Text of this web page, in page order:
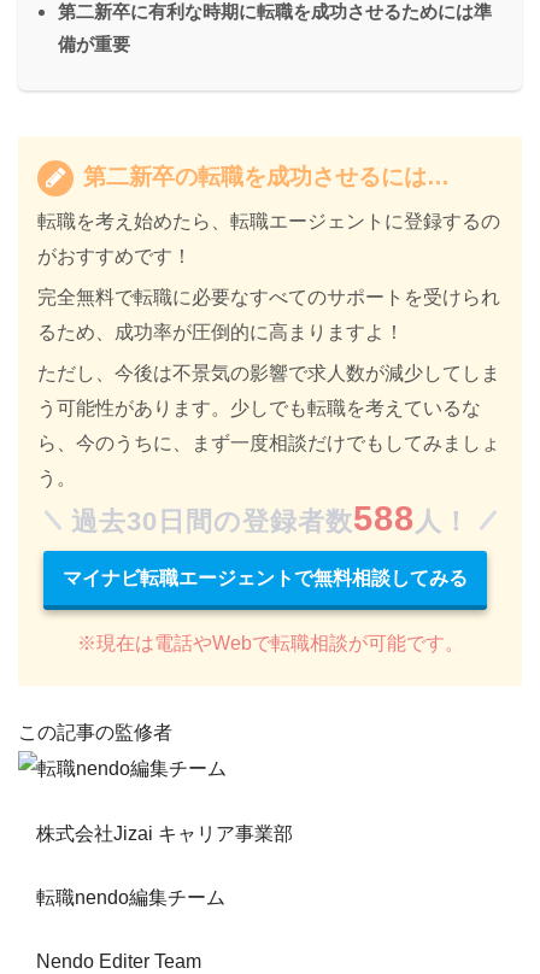
第二新卒に有利な時期に転職を成功させるためには準
備が重要
第二新卒の転職を成功させるには…
転職を考え始めたら、 転職エージェントに登録するの
がおすすめです！
完全無料で転職に必要なすべてのサポート を受けられ
るため、成功率が圧倒的に高まりますよ！
ただし、 今後は不景気の影響で求人数が減少してしま
う 可能性があります。少しでも転職を考えているな
ら、今のうちに、まず一度相談だけでもしてみましょ
う。
過去30日間の登録者数588人！
マイナビ転職エージェントで無料相談してみる
※現在は電話やWebで転職相談が可能です。
この記事の監修者
株式会社Jizai キャリア事業部
転職nendo編集チーム
Nendo Editer Team